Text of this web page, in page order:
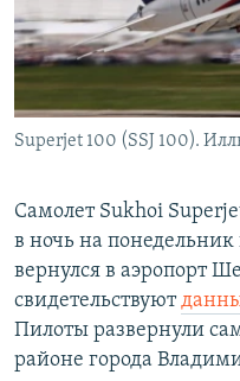
Superjet 100 (SSJ 100).
Самолет Sukhoi
в ночь на
вернулся в аэропорт
свидетельствуют
Пилоты развернули
районе города